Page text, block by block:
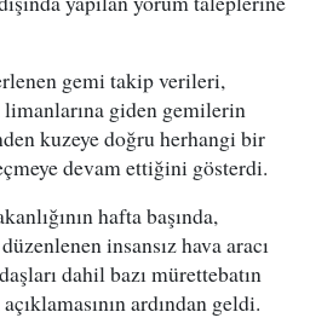
gemi takip verileri,
giden gemilerin
kuzeye doğru herhangi bir
devam ettiğini gösterdi.
hafta başında,
insansız hava aracı
dahil bazı mürettebatın
ardından geldi.